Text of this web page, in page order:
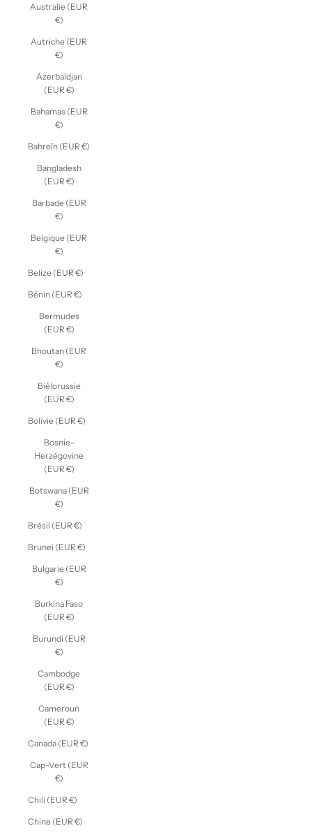
Australie (EUR
€)
Autriche (EUR
€)
Azerbaïdjan
(EUR €)
Bahamas (EUR
€)
Bahreïn (EUR €)
Bangladesh
(EUR €)
Barbade (EUR
€)
Belgique (EUR
€)
Belize (EUR €)
Bénin (EUR €)
Bermudes
(EUR €)
Bhoutan (EUR
€)
Biélorussie
(EUR €)
Bolivie (EUR €)
Bosnie-
Herzégovine
(EUR €)
Botswana (EUR
€)
Brésil (EUR €)
Brunei (EUR €)
Bulgarie (EUR
€)
Burkina Faso
(EUR €)
Burundi (EUR
€)
Cambodge
(EUR €)
Cameroun
(EUR €)
Canada (EUR €)
Cap-Vert (EUR
€)
Chili (EUR €)
Chine (EUR €)